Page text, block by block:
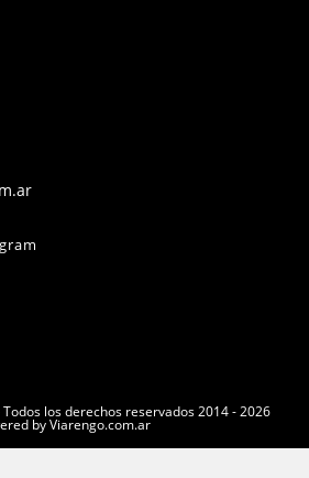
Opens
application
los derechos reservados 2014 - 2026
by Viarengo.com.ar